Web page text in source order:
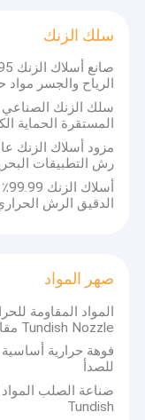
سلك الزنك
الرياح والجسر مواد
المستقرة الحماية
رش التطبيقات
الدقيق الرش
صهر المواد
المواد المقاومة
Tundish Nozzle مقاومة الصدمات الحرارية
فوهة حرارية
للصدأ
صناعة الصلب المواد
Tundish